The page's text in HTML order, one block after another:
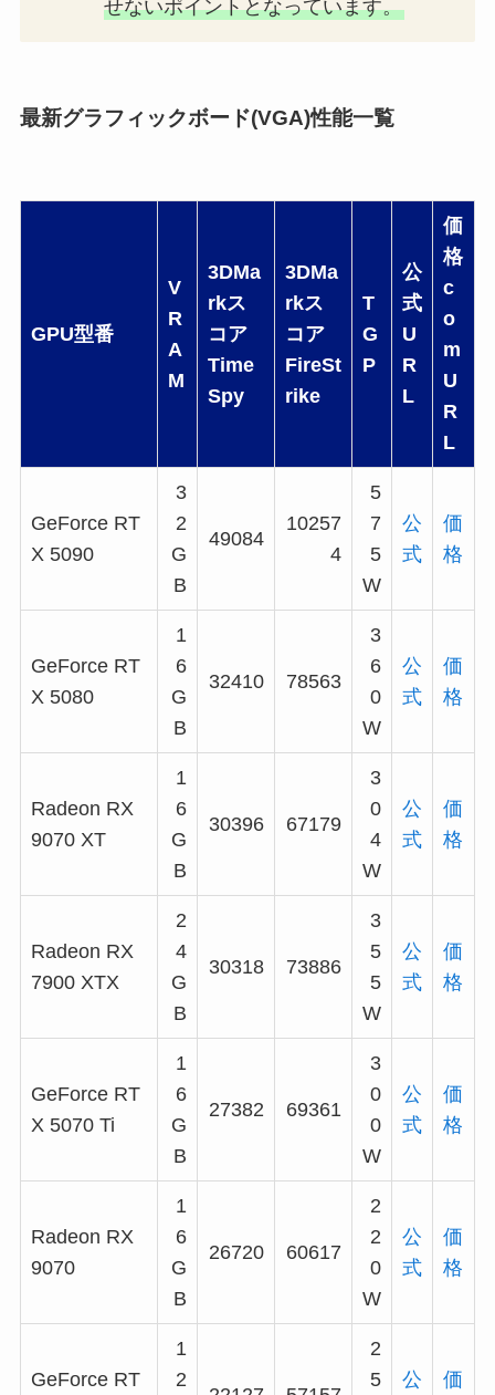
せないポイントとなっています。
最新グラフィックボード(VGA)性能一覧
GPU型番
V
R
A
M
3DMa
rkス
コア
Time
Spy
3DMa
rkス
コア
FireSt
rike
T
G
P
公
式
U
R
L
価
格
c
o
m
U
R
L
GeForce RT
X 5090
3
2
G
B
49084
10257
4
5
7
5
W
公
式
価
格
GeForce RT
X 5080
1
6
G
B
32410 78563
3
6
0
W
公
式
価
格
Radeon RX
9070 XT
1
6
G
B
30396 67179
3
0
4
W
公
式
価
格
Radeon RX
7900 XTX
2
4
G
B
30318 73886
3
5
5
W
公
式
価
格
GeForce RT
X 5070 Ti
1
6
G
B
27382 69361
3
0
0
W
公
式
価
格
Radeon RX
9070
1
6
G
B
26720 60617
2
2
0
W
公
式
価
格
GeForce RT
1
2
2
5
公
価